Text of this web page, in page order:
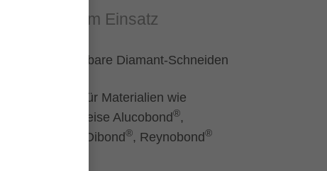
Variabel im Einsatz
Austauschbare Diamant-Schneiden
Geeignet für Materialien wie
beispielsweise Alucobond ®,
, Dibond ®, Reynobond ®